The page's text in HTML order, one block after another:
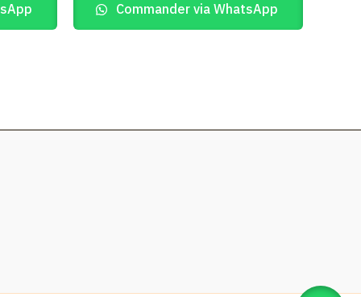
Commander via WhatsApp